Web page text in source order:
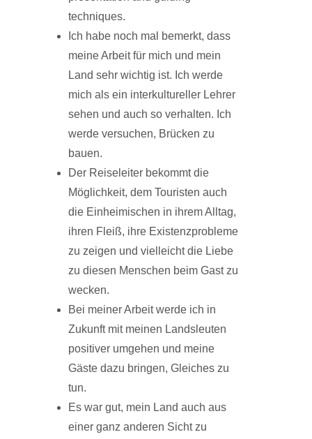
techniques.
Ich habe noch mal bemerkt, dass
meine Arbeit für mich und mein
Land sehr wichtig ist. Ich werde
mich als ein interkultureller Lehrer
sehen und auch so verhalten. Ich
werde versuchen, Brücken zu
bauen.
Der Reiseleiter bekommt die
Möglichkeit, dem Touristen auch
die Einheimischen in ihrem Alltag,
ihren Fleiß, ihre Existenzprobleme
zu zeigen und vielleicht die Liebe
zu diesen Menschen beim Gast zu
wecken.
Bei meiner Arbeit werde ich in
Zukunft mit meinen Landsleuten
positiver umgehen und meine
Gäste dazu bringen, Gleiches zu
tun.
Es war gut, mein Land auch aus
einer ganz anderen Sicht zu